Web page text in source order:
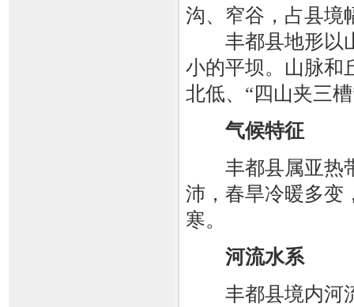
沟、窄谷，占县境
丰都县地形以山
小的平坝。山脉和
北低、“四山夹三
气候特征
丰都县属亚热带
沛，春旱冷暖多变
寒。
河流水系
丰都县境内河流